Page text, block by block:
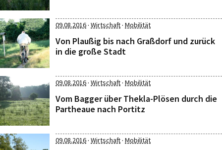
09.08.2016· Wirtschaft· Mobilität
Von Plaußig bis nach Graßdorf und zurück
in die große Stadt
09.08.2016· Wirtschaft· Mobilität
Vom Bagger über Thekla-Plösen durch die
Partheaue nach Portitz
09.08.2016· Wirtschaft· Mobilität